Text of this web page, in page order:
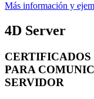
Más información y
4D Server
CERTIFICADOS
PARA
SERVIDOR